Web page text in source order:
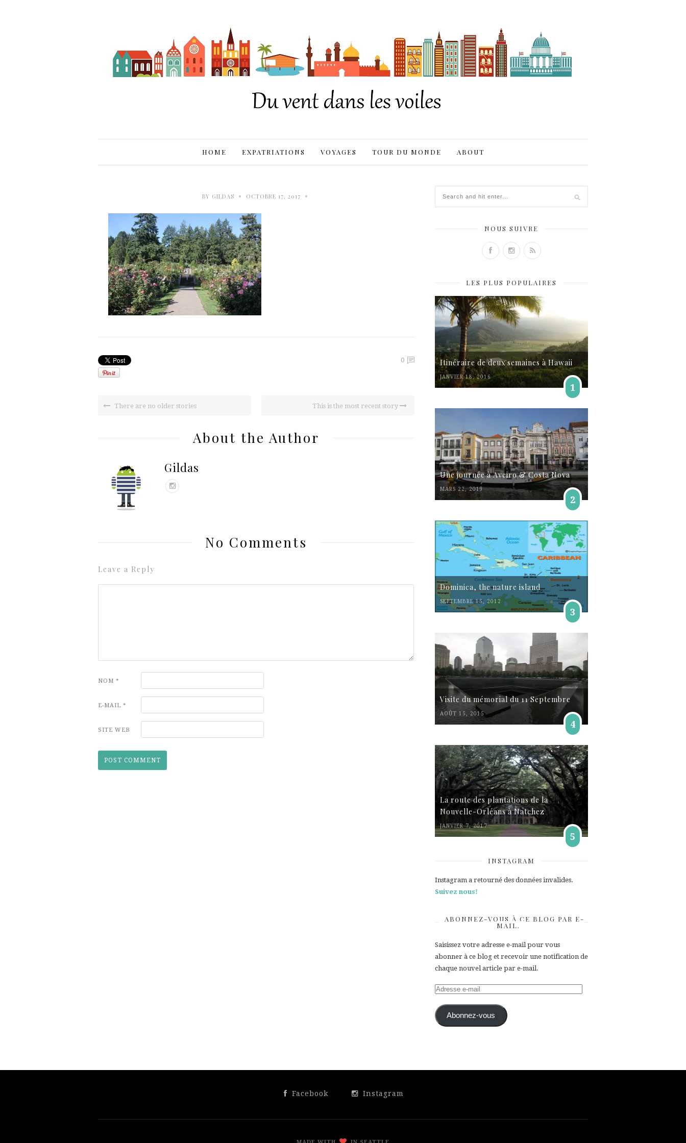
HOME EXPATRIATIONS VOYAGES TOUR DU MONDE ABOUT
BY GILDAS • OCTOBRE 17, 2017 •
0
There are no older stories This is the most recent story
About the Author
Gildas
No Comments
Leave a Reply
NOM *
E-MAIL *
SITE WEB
NOUS SUIVRE
LES PLUS POPULAIRES
Itinéraire de deux semaines à Hawaii
JANVIER 18, 2016
1
Une journée à Aveiro & Costa Nova
MARS 22, 2019
2
Dominica, the nature island
SEPTEMBRE 15, 2012
3
Visite du mémorial du 11 Septembre
AOÛT 15, 2015
4
La route des plantations de la
Nouvelle-Orléans à Natchez
JANVIER 7, 2017
5
INSTAGRAM
Instagram a retourné des données invalides.
Suivez nous!
ABONNEZ-VOUS À CE BLOG PAR E-
MAIL.
Saisissez votre adresse e-mail pour vous
abonner à ce blog et recevoir une notification de
chaque nouvel article par e-mail.
Adresse
mail Abonnez-vous
Facebook Instagram